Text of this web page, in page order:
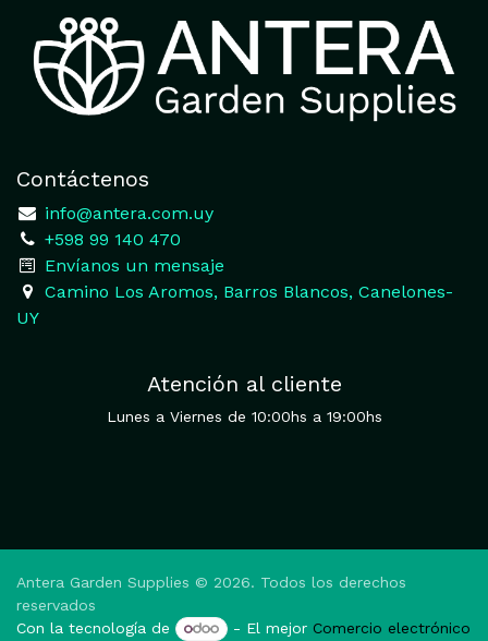
Contáctenos
info@antera.com.uy
+598 99 140 470
​Envíanos un mensaje
​Camino Los Aromos, Barros Blancos, Canelones-
UY
Atención al cliente
Lunes a Viernes de 10:00hs a 19:00hs
Antera Garden Supplies © 2026. Todos los derechos
reservados
Con la tecnología de
- El mejor Comercio electrónico